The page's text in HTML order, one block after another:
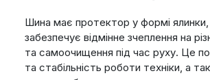
Шина має протектор у формі ялинки,
забезпечує відмінне зчеплення на
та самоочищення під час руху. Це
та стабільність роботи техніки, а